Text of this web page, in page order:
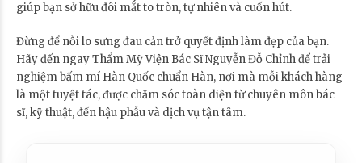
giúp bạn sở hữu đôi mắt to tròn, tự nhiên và cuốn hút.
Đừng để nỗi lo sưng đau cản trở quyết định làm đẹp của bạn.
Hãy đến ngay Thẩm Mỹ Viện Bác Sĩ Nguyễn Đỗ Chỉnh để trải
nghiệm bấm mí Hàn Quốc chuẩn Hàn, nơi mà mỗi khách hàng
là một tuyệt tác, được chăm sóc toàn diện từ chuyên môn bác
sĩ, kỹ thuật, đến hậu phẫu và dịch vụ tận tâm.